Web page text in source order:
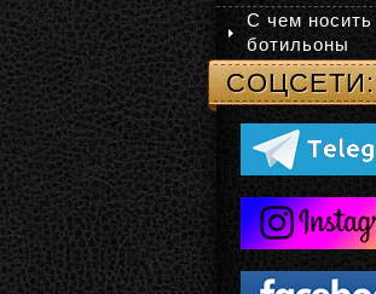
С чем носить
ботильоны
СОЦСЕТИ: